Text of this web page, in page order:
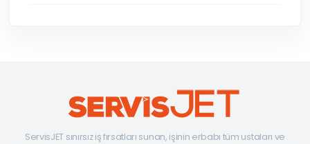
ServisJET sınırsız iş fırsatları sunan, işinin erbabı tüm ustaları ve